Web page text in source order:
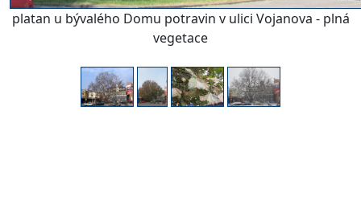
platan u bývalého Domu potravin v ulici Vojanova - plná
vegetace